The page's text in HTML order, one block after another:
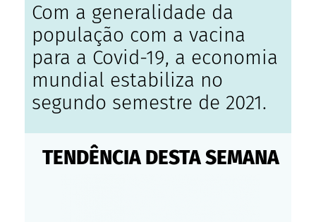
Com a generalidade da
população com a vacina
para a Covid-19, a economia
mundial estabiliza no
segundo semestre de 2021.
TENDÊNCIA DESTA SEMANA